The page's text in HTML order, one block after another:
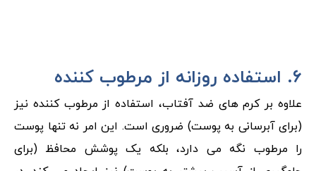
۶. استفاده روزانه از مرطوب کننده
علاوه بر کرم های ضد آفتاب، استفاده از مرطوب کننده نیز
(برای آبرسانی به پوست) ضروری است. این امر نه تنها پوست
را مرطوب نگه می دارد، بلکه یک پوشش محافظ (برای